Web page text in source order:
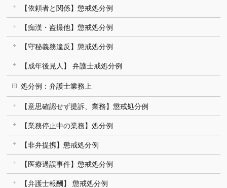
【依頼者と関係】懲戒処分例
【痴漢・盗撮他】懲戒処分例
【守秘義務違反】懲戒処分例
【成年後見人】 弁護士戒処分例
処分例：弁護士業務上
【意思確認せず提訴、業務】懲戒処分例
【業務停止中の業務】処分例
【非弁提携】懲戒処分例
【医療過誤事件】懲戒処分例
【弁護士報酬】 懲戒処分例